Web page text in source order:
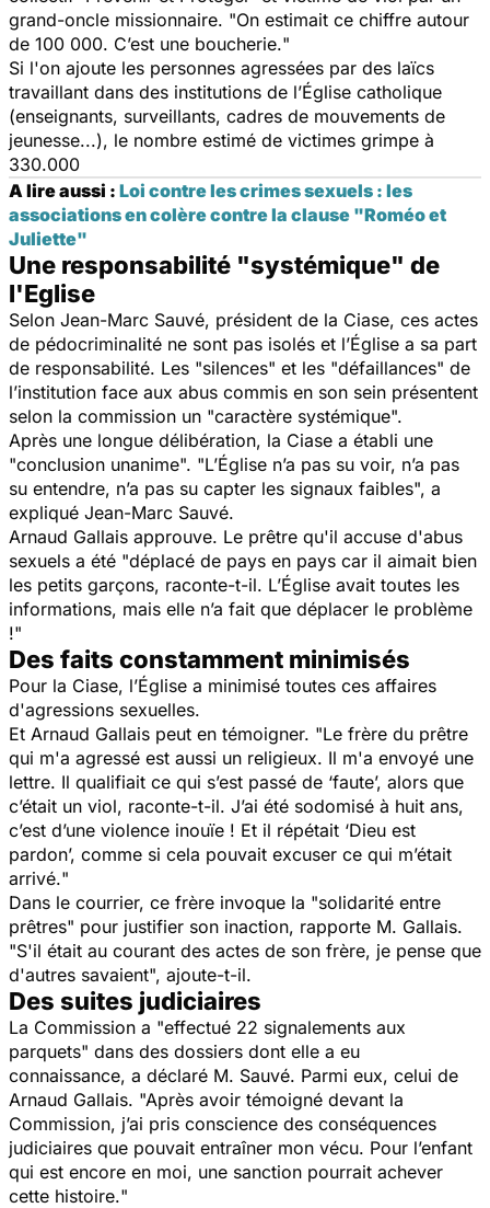
grand-oncle missionnaire. "On estimait ce chiffre autour
de 100 000. C’est une boucherie."
Si l'on ajoute les personnes agressées par des laïcs
travaillant dans des institutions de l’Église catholique
(enseignants, surveillants, cadres de mouvements de
jeunesse...), le nombre estimé de victimes grimpe à
330.000
A lire aussi : Loi contre les crimes sexuels : les
associations en colère contre la clause "Roméo et
Juliette"
Une responsabilité "systémique" de
l'Eglise
Selon Jean-Marc Sauvé, président de la Ciase, ces actes
de pédocriminalité ne sont pas isolés et l’Église a sa part
de responsabilité. Les "silences" et les "défaillances" de
l’institution face aux abus commis en son sein présentent
selon la commission un "caractère systémique".
Après une longue délibération, la Ciase a établi une
"conclusion unanime". "L’Église n’a pas su voir, n’a pas
su entendre, n’a pas su capter les signaux faibles", a
expliqué Jean-Marc Sauvé.
Arnaud Gallais approuve. Le prêtre qu'il accuse d'abus
sexuels a été "déplacé de pays en pays car il aimait bien
les petits garçons, raconte-t-il. L’Église avait toutes les
informations, mais elle n’a fait que déplacer le problème
!"
Des faits constamment minimisés
Pour la Ciase, l’Église a minimisé toutes ces affaires
d'agressions sexuelles.
Et Arnaud Gallais peut en témoigner. "Le frère du prêtre
qui m'a agressé est aussi un religieux. Il m'a envoyé une
lettre. Il qualifiait ce qui s’est passé de ‘faute’, alors que
c’était un viol, raconte-t-il. J’ai été sodomisé à huit ans,
c’est d’une violence inouïe ! Et il répétait ‘Dieu est
pardon’, comme si cela pouvait excuser ce qui m’était
arrivé."
Dans le courrier, ce frère invoque la "solidarité entre
prêtres" pour justifier son inaction, rapporte M. Gallais.
"S'il était au courant des actes de son frère, je pense que
d'autres savaient", ajoute-t-il.
Des suites judiciaires
La Commission a "effectué 22 signalements aux
parquets" dans des dossiers dont elle a eu
connaissance, a déclaré M. Sauvé. Parmi eux, celui de
Arnaud Gallais. "Après avoir témoigné devant la
Commission, j’ai pris conscience des conséquences
judiciaires que pouvait entraîner mon vécu. Pour l’enfant
qui est encore en moi, une sanction pourrait achever
cette histoire."